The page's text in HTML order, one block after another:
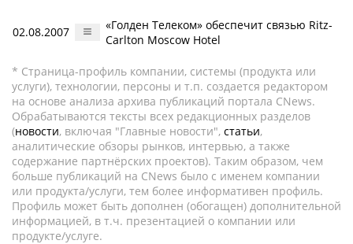
02.08.2007
«Голден Телеком» обеспечит связью Ritz-
Carlton Moscow Hotel
* Страница-профиль компании, системы (продукта или
услуги), технологии, персоны и т.п. создается редактором
на основе анализа архива публикаций портала CNews.
Обрабатываются тексты всех редакционных разделов
(новости, включая "Главные новости", статьи,
аналитические обзоры рынков, интервью, а также
содержание партнёрских проектов). Таким образом, чем
больше публикаций на CNews было с именем компании
или продукта/услуги, тем более информативен профиль.
Профиль может быть дополнен (обогащен) дополнительной
информацией, в т.ч. презентацией о компании или
продукте/услуге.